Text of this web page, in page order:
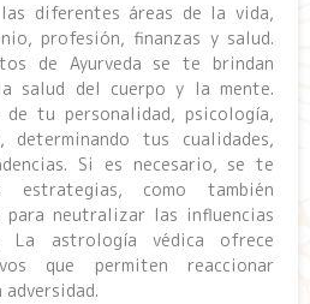
diferentes áreas de la vida,
profesión, finanzas y salud.
de Ayurveda se te brindan
salud del cuerpo y la mente.
de tu personalidad, psicología,
tus cualidades,
Si es necesario, se te
estrategias, como también
para neutralizar las influencias
La astrología védica ofrece
que permiten reaccionar